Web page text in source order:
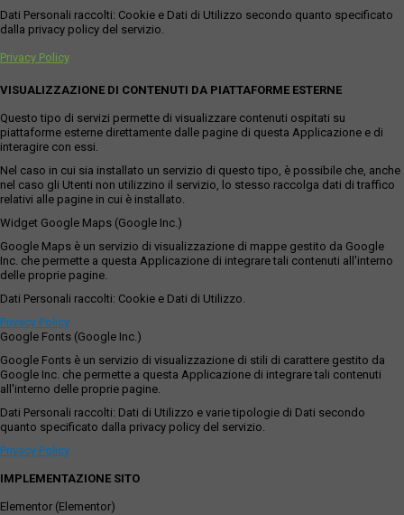
Dati Personali raccolti: Cookie e Dati di Utilizzo secondo quanto specificato
dalla privacy policy del servizio.
Privacy Policy
VISUALIZZAZIONE DI CONTENUTI DA PIATTAFORME ESTERNE
Questo tipo di servizi permette di visualizzare contenuti ospitati su
piattaforme esterne direttamente dalle pagine di questa Applicazione e di
interagire con essi.
Nel caso in cui sia installato un servizio di questo tipo, è possibile che, anche
nel caso gli Utenti non utilizzino il servizio, lo stesso raccolga dati di traffico
relativi alle pagine in cui è installato.
Widget Google Maps (Google Inc.)
Google Maps è un servizio di visualizzazione di mappe gestito da Google
Inc. che permette a questa Applicazione di integrare tali contenuti all'interno
delle proprie pagine.
Dati Personali raccolti: Cookie e Dati di Utilizzo.
Privacy Policy
Google Fonts (Google Inc.)
Google Fonts è un servizio di visualizzazione di stili di carattere gestito da
Google Inc. che permette a questa Applicazione di integrare tali contenuti
all'interno delle proprie pagine.
Dati Personali raccolti: Dati di Utilizzo e varie tipologie di Dati secondo
quanto specificato dalla privacy policy del servizio.
Privacy Policy
IMPLEMENTAZIONE SITO
Elementor (Elementor)